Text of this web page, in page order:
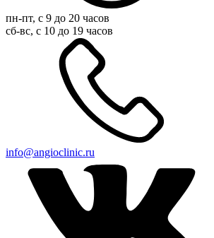
пн-пт, с 9 до 20 часов
сб-вс, с 10 до 19 часов
info@angioclinic.ru